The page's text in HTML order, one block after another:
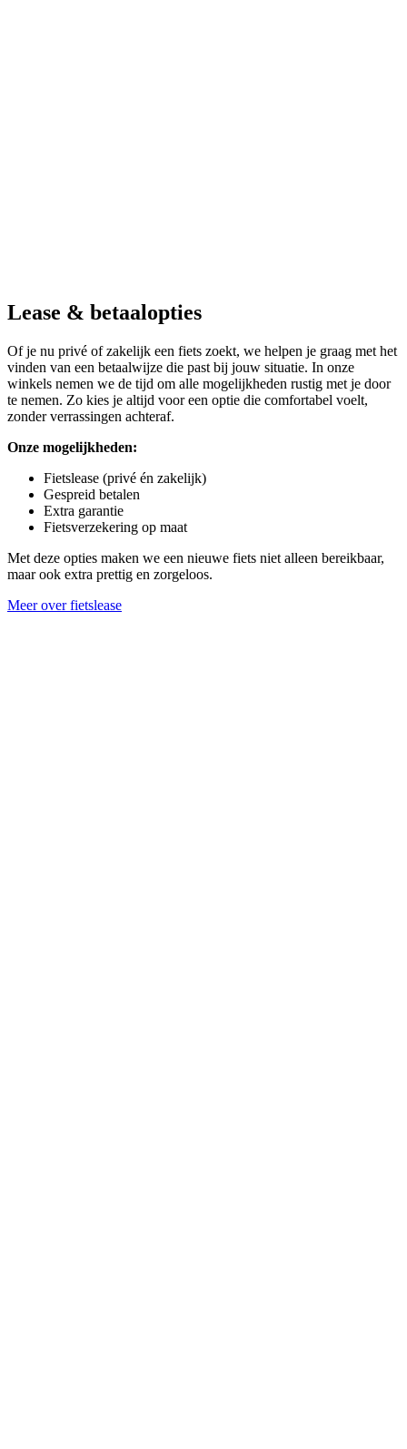
Lease & betaalopties
Of je nu privé of zakelijk een fiets zoekt, we helpen je graag met het
vinden van een betaalwijze die past bij jouw situatie. In onze
winkels nemen we de tijd om alle mogelijkheden rustig met je door
te nemen. Zo kies je altijd voor een optie die comfortabel voelt,
zonder verrassingen achteraf.
Onze mogelijkheden:
Fietslease (privé én zakelijk)
Gespreid betalen
Extra garantie
Fietsverzekering op maat
Met deze opties maken we een nieuwe fiets niet alleen bereikbaar,
maar ook extra prettig en zorgeloos.
Meer over fietslease